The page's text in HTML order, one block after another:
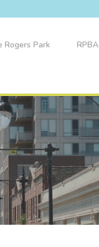
Rogers Park RPBA